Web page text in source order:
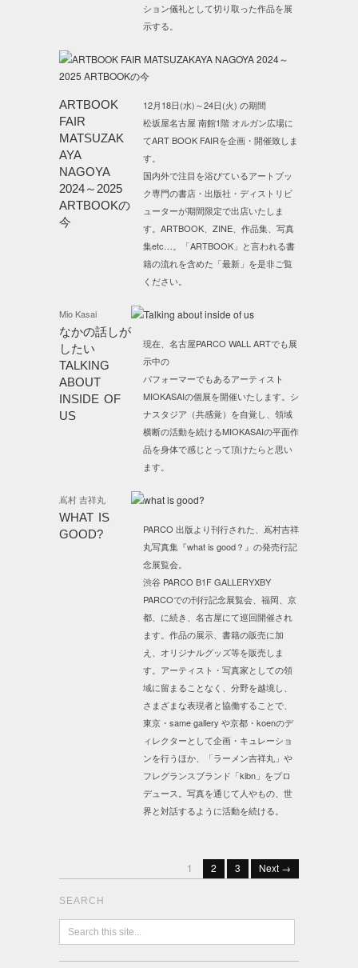
ション儀礼として切り取った作品を展
示する。
ARTBOOK
FAIR
MATSUZAK
AYA
NAGOYA
2024～2025
ARTBOOKの
今
12月18日(水)～24日(火) の期間
松坂屋名古屋 南館1階 オルガン広場に
てART BOOK FAIRを企画・開催致しま
す。
国内外で注目を浴びているアートブッ
ク専門の書店・出版社・ディストリビ
ューターが期間限定で出店いたしま
す。ARTBOOK、ZINE、作品集、写真
集etc…。「ARTBOOK」と言われる書
籍の流れを含めた「最新」を是非ご覧
ください。
Mio Kasai
なかの話しが
したい
TALKING
ABOUT
INSIDE OF
US
現在、名古屋PARCO WALL ARTでも展
示中の
パフォーマーでもあるアーティスト
MIOKASAIの個展を開催いたします。シ
ナスタジア（共感覚）を自覚し、領域
横断の活動を続けるMIOKASAIの平面作
品を身体で感じとって頂けたらと思い
ます。
嶌村 吉祥丸
WHAT IS
GOOD?
PARCO 出版より刊行された、嶌村吉祥
丸写真集『what is good？』の発売行記
念展覧会。
渋谷 PARCO B1F GALLERYXBY
PARCOでの刊行記念展覧会、福岡、京
都、に続き、名古屋にて巡回開催され
ます。作品の展示、書籍の販売に加
え、オリジナルグッズ等を販売しま
す。アーティスト・写真家としての領
域に留まることなく、分野を越境し、
さまざまな表現者と協働することで、
東京・same gallery や京都・koenのデ
ィレクターとして企画・キュレーショ
ンを行うほか、「ラーメン吉祥丸」や
フレグランスブランド「kibn」をプロ
デュース。写真を通じて人やもの、世
界と対話するように活動を続ける。
1 2 3 Next →
SEARCH